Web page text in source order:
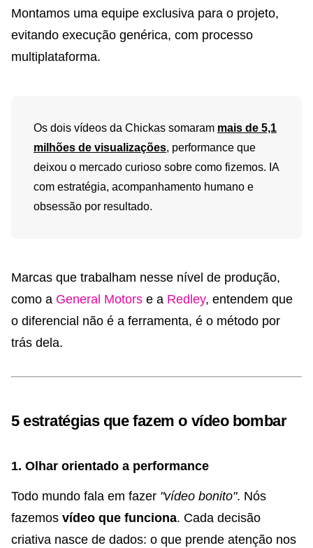
Montamos uma equipe exclusiva para o projeto,
evitando execução genérica, com processo
multiplataforma.
Os dois vídeos da Chickas somaram mais de 5,1
milhões de visualizações, performance que
deixou o mercado curioso sobre como fizemos. IA
com estratégia, acompanhamento humano e
obsessão por resultado.
Marcas que trabalham nesse nível de produção,
como a General Motors e a Redley, entendem que
o diferencial não é a ferramenta, é o método por
trás dela.
5 estratégias que fazem o vídeo bombar
1. Olhar orientado a performance
Todo mundo fala em fazer "vídeo bonito". Nós
fazemos vídeo que funciona. Cada decisão
criativa nasce de dados: o que prende atenção nos